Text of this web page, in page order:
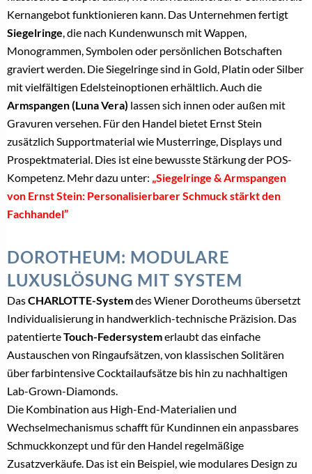
Kernangebot funktionieren kann. Das Unternehmen fertigt
Siegelringe, die nach Kundenwunsch mit Wappen,
Monogrammen, Symbolen oder persönlichen Botschaften
graviert werden. Die Siegelringe sind in Gold, Platin oder Silber
mit vielfältigen Edelsteinoptionen erhältlich. Auch die
Armspangen (Luna Vera) lassen sich innen oder außen mit
Gravuren versehen. Für den Handel bietet Ernst Stein
zusätzlich Supportmaterial wie Musterringe, Displays und
Prospektmaterial. Dies ist eine bewusste Stärkung der POS-
Kompetenz. Mehr dazu unter: „Siegelringe & Armspangen
von Ernst Stein: Personalisierbarer Schmuck stärkt den
Fachhandel”
DOROTHEUM: MODULARE
LUXUSLÖSUNG MIT SYSTEM
DasCHARLOTTE-Systemdes Wiener Dorotheums übersetzt
Individualisierung in handwerklich-technische Präzision. Das
patentierteTouch-Federsystemerlaubt das einfache
Austauschen von Ringaufsätzen, von klassischen Solitären
über farbintensive Cocktailaufsätze bis hin zu nachhaltigen
Lab-Grown-Diamonds.
Die Kombination aus High-End-Materialien und
Wechselmechanismus schafft für Kundinnen ein anpassbares
Schmuckkonzept und für den Handel regelmäßige
Zusatzverkäufe. Das ist ein Beispiel, wie modulares Design zu